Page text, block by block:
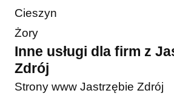
Cieszyn
Żory
Inne usługi dla firm z
Zdrój
Strony www Jastrzębie Zdrój